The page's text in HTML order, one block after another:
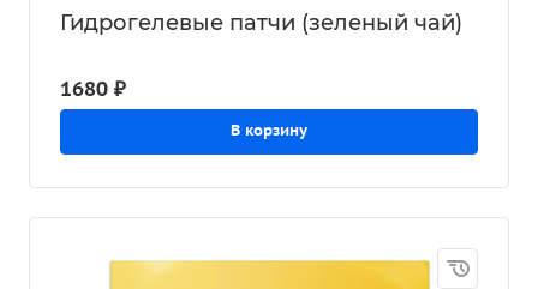
Гидрогелевые патчи (зеленый чай)
1680 ₽
В корзину